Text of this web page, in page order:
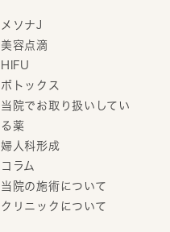
メソナJ
美容点滴
HIFU
ボトックス
当院でお取り扱いしてい
る薬
婦人科形成
コラム
当院の施術について
クリニックについて